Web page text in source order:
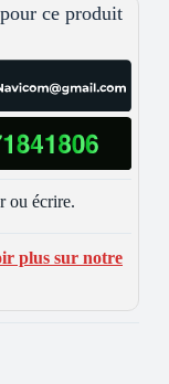
pour ce produit
ou écrire.
plus sur notre